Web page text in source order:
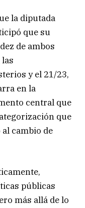
la diputada
que su
de ambos
y el 21/23,
en la
central que
que
cambio de
públicas
más allá de lo